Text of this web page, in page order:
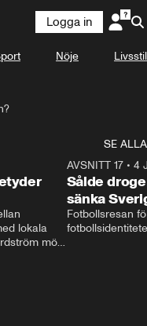
Logga in
Nöje Livsstil
SE ALLA
lokala
möts
från
AVSNITT 17• 4
Sålde
sänka
Fotbollsresan